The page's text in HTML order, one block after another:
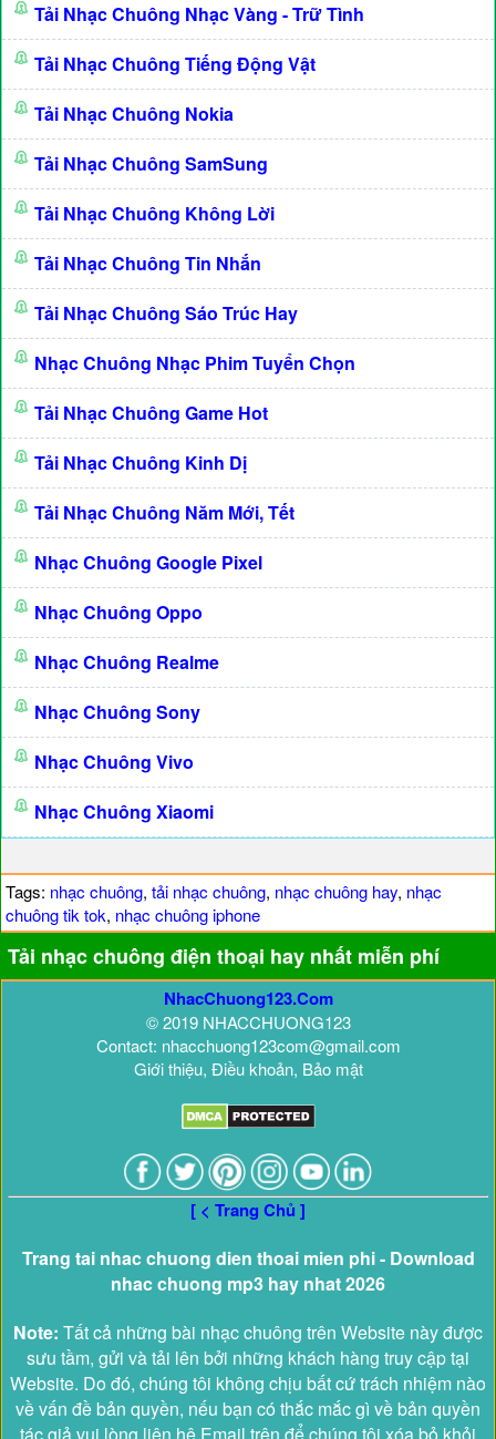
Tải Nhạc Chuông Nhạc Vàng - Trữ Tình
Tải Nhạc Chuông Tiếng Động Vật
Tải Nhạc Chuông Nokia
Tải Nhạc Chuông SamSung
Tải Nhạc Chuông Không Lời
Tải Nhạc Chuông Tin Nhắn
Tải Nhạc Chuông Sáo Trúc Hay
Nhạc Chuông Nhạc Phim Tuyển Chọn
Tải Nhạc Chuông Game Hot
Tải Nhạc Chuông Kinh Dị
Tải Nhạc Chuông Năm Mới, Tết
Nhạc Chuông Google Pixel
Nhạc Chuông Oppo
Nhạc Chuông Realme
Nhạc Chuông Sony
Nhạc Chuông Vivo
Nhạc Chuông Xiaomi
Tags: nhạc chuông, tải nhạc chuông, nhạc chuông hay, nhạc
chuông tik tok, nhạc chuông iphone
Tải nhạc chuông điện thoại hay nhất miễn phí
NhacChuong123.Com
© 2019 NHACCHUONG123
Contact: nhacchuong123com@gmail.com
Giới thiệu, Điều khoản, Bảo mật
[ < Trang Chủ ]
Trang tai nhac chuong dien thoai mien phi - Download
nhac chuong mp3 hay nhat 2026
Note: Tất cả những bài nhạc chuông trên Website này được
sưu tầm, gửi và tải lên bởi những khách hàng truy cập tại
Website. Do đó, chúng tôi không chịu bất cứ trách nhiệm nào
về vấn đề bản quyền, nếu bạn có thắc mắc gì về bản quyền